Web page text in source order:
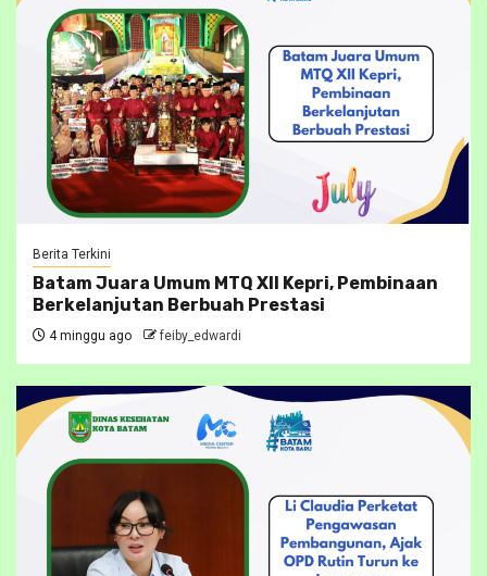
Berita Terkini
Batam Juara Umum MTQ XII Kepri, Pembinaan
Berkelanjutan Berbuah Prestasi
4 minggu ago feiby_edwardi